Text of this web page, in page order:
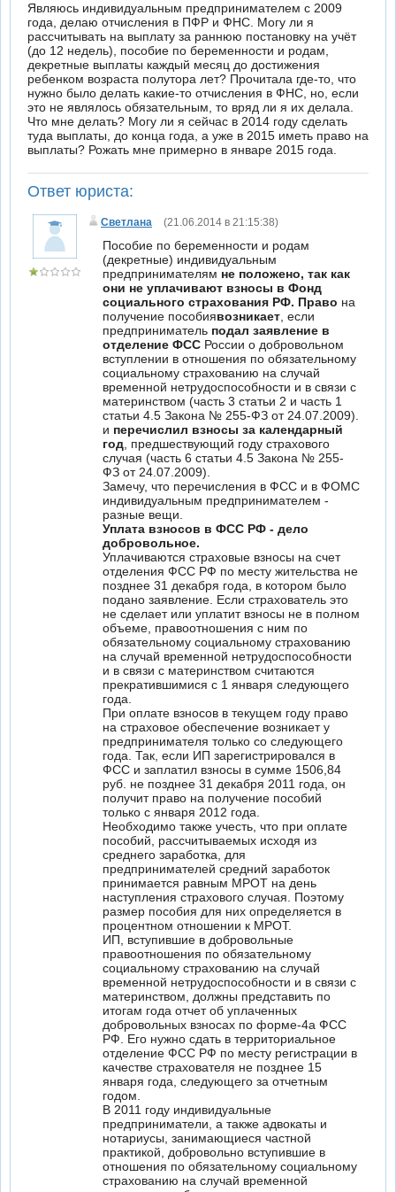
Являюсь индивидуальным предпринимателем с 2009
года, делаю отчисления в ПФР и ФНС. Могу ли я
рассчитывать на выплату за раннюю постановку на учёт
(до 12 недель), пособие по беременности и родам,
декретные выплаты каждый месяц до достижения
ребенком возраста полутора лет? Прочитала где-то, что
нужно было делать какие-то отчисления в ФНС, но, если
это не являлось обязательным, то вряд ли я их делала.
Что мне делать? Могу ли я сейчас в 2014 году сделать
туда выплаты, до конца года, а уже в 2015 иметь право на
выплаты? Рожать мне примерно в январе 2015 года.
Ответ юриста:
Светлана (21.06.2014 в 21:15:38)
Пособие по беременности и родам
(декретные) индивидуальным
предпринимателям не положено, так как
они не уплачивают взносы в Фонд
социального страхования РФ. Право на
получение пособиявозникает , если
предприниматель подал заявление в
отделение ФСС России о добровольном
вступлении в отношения по обязательному
социальному страхованию на случай
временной нетрудоспособности и в связи с
материнством (часть 3 статьи 2 и часть 1
статьи 4.5 Закона № 255-ФЗ от 24.07.2009).
и перечислил взносы за календарный
год , предшествующий году страхового
случая (часть 6 статьи 4.5 Закона № 255-
ФЗ от 24.07.2009).
Замечу, что перечисления в ФСС и в ФОМС
индивидуальным предпринимателем -
разные вещи.
Уплата взносов в ФСС РФ - дело
добровольное.
Уплачиваются страховые взносы на счет
отделения ФСС РФ по месту жительства не
позднее 31 декабря года, в котором было
подано заявление. Если страхователь это
не сделает или уплатит взносы не в полном
объеме, правоотношения с ним по
обязательному социальному страхованию
на случай временной нетрудоспособности
и в связи с материнством считаются
прекратившимися с 1 января следующего
года.
При оплате взносов в текущем году право
на страховое обеспечение возникает у
предпринимателя только со следующего
года. Так, если ИП зарегистрировался в
ФСС и заплатил взносы в сумме 1506,84
руб. не позднее 31 декабря 2011 года, он
получит право на получение пособий
только с января 2012 года.
Необходимо также учесть, что при оплате
пособий, рассчитываемых исходя из
среднего заработка, для
предпринимателей средний заработок
принимается равным МРОТ на день
наступления страхового случая. Поэтому
размер пособия для них определяется в
процентном отношении к МРОТ.
ИП, вступившие в добровольные
правоотношения по обязательному
социальному страхованию на случай
временной нетрудоспособности и в связи с
материнством, должны представить по
итогам года отчет об уплаченных
добровольных взносах по форме-4а ФСС
РФ. Его нужно сдать в территориальное
отделение ФСС РФ по месту регистрации в
качестве страхователя не позднее 15
января года, следующего за отчетным
годом.
В 2011 году индивидуальные
предприниматели, а также адвокаты и
нотариусы, занимающиеся частной
практикой, добровольно вступившие в
отношения по обязательному социальному
страхованию на случай временной